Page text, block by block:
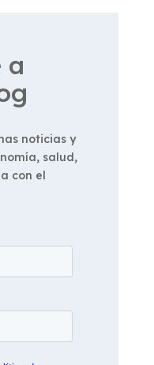
a
noticias y
salud,
con el